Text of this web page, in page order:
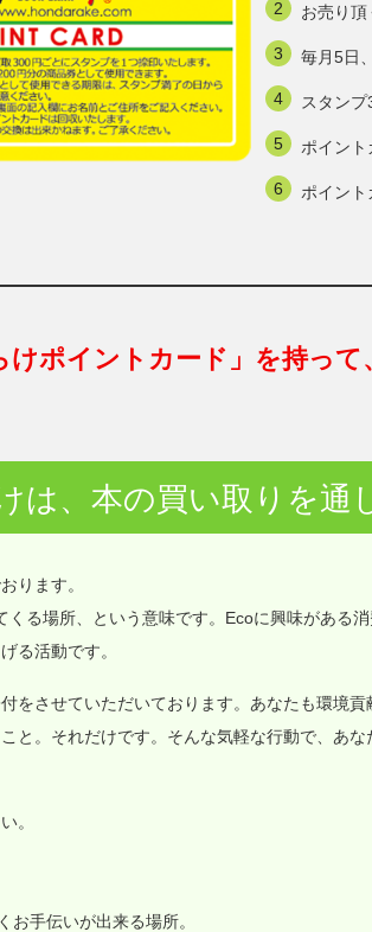
お売り
毎月5日
スタン
ポイント
ポイント
けポイントカード」を持っ
は、本の買い取りを通
ります。
る場所、という意味です。Ecoに興味がある
る活動です。
をさせていただいております。あなたも環境
と。それだけです。そんな気軽な行動で、あ
。
手伝いが出来る場所。